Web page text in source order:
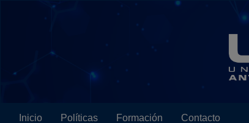
Saltar al contenido
Inicio Políticas Formación Contacto